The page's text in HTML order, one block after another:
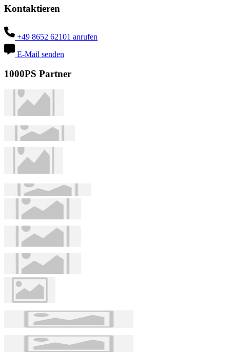
Kontaktieren
+49 8652 62101 anrufen
E-Mail senden
1000PS Partner